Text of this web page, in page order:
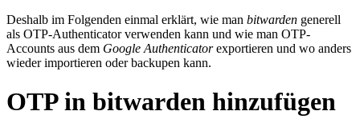
Deshalb im Folgenden einmal erklärt, wie man bitwarden generell
als OTP-Authenticator verwenden kann und wie man OTP-
Accounts aus dem Google Authenticatorexportieren und wo anders
wieder importieren oder backupen kann.
OTP in bitwarden hinzufügen